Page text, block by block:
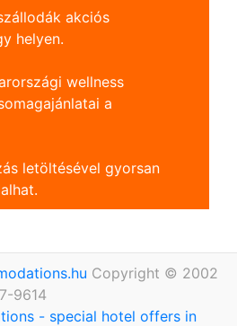
akciós
helyen.
wellness
a
letöltésével gyorsan
Copyright © 2002
9614
- special hotel offers in